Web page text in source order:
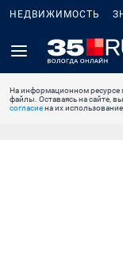
НЕДВИЖИМОСТЬ
На информационном ресурсе
файлы. Оставаясь на сайте,
согласиена их использование.